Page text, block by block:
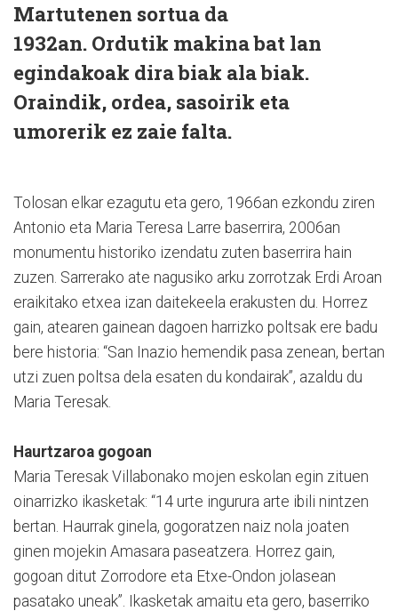
Martutenen sortua da
1932an. Ordutik makina bat lan
egindakoak dira biak ala biak.
Oraindik, ordea, sasoirik eta
umorerik ez zaie falta.
Tolosan elkar ezagutu eta gero, 1966an ezkondu ziren
Antonio eta Maria Teresa Larre baserrira, 2006an
monumentu historiko izendatu zuten baserrira hain
zuzen. Sarrerako ate nagusiko arku zorrotzak Erdi Aroan
eraikitako etxea izan daitekeela erakusten du. Horrez
gain, atearen gainean dagoen harrizko poltsak ere badu
bere historia: “San Inazio hemendik pasa zenean, bertan
utzi zuen poltsa dela esaten du kondairak”, azaldu du
Maria Teresak.
Haurtzaroa gogoan
Maria Teresak Villabonako mojen eskolan egin zituen
oinarrizko ikasketak: “14 urte ingurura arte ibili nintzen
bertan. Haurrak ginela, gogoratzen naiz nola joaten
ginen mojekin Amasara paseatzera. Horrez gain,
gogoan ditut Zorrodore eta Etxe-Ondon jolasean
pasatako uneak”. Ikasketak amaitu eta gero, baserriko